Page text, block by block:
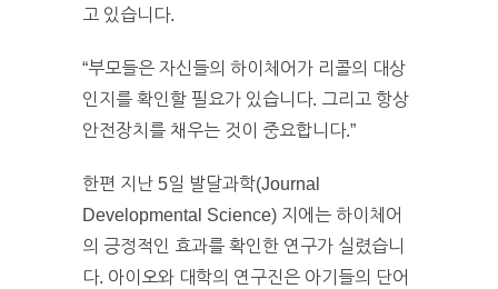
고 있습니다.
“부모들은 자신들의 하이체어가 리콜의 대상
인지를 확인할 필요가 있습니다. 그리고 항상
안전장치를 채우는 것이 중요합니다.”
한편 지난 5일 발달과학(Journal
Developmental Science) 지에는 하이체어
의 긍정적인 효과를 확인한 연구가 실렸습니
다. 아이오와 대학의 연구진은 아기들의 단어